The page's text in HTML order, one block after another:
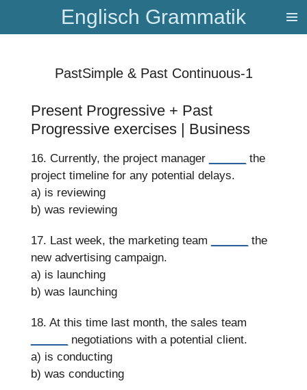
Hauptinhalt
Englisch Grammatik
PastSimple & Past Continuous-1
Present Progressive + Past
Progressive exercises | Business
16. Currently, the project manager
the
project timeline for any potential delays.
a) is reviewing
b) was reviewing
17. Last week, the marketing team
the
new advertising campaign.
a) is launching
b) was launching
18. At this time last month, the sales team
negotiations with a potential client.
a) is conducting
b) was conducting